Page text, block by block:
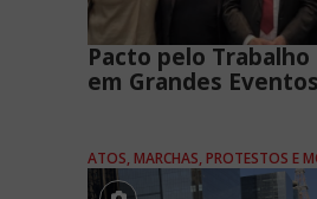
Pacto pelo
em Grandes Eventos
ATOS, MARCHAS, PROTESTOS E